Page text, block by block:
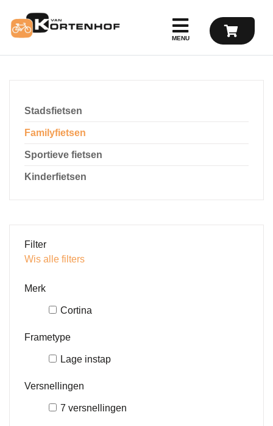
Stadsfietsen
Familyfietsen
Sportieve fietsen
Kinderfietsen
Filter
Wis alle filters
Merk
Cortina
Frametype
Lage instap
Versnellingen
7 versnellingen